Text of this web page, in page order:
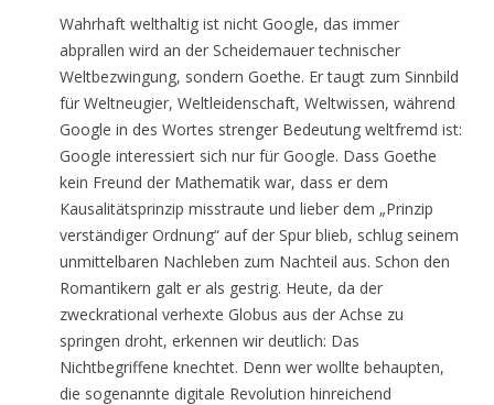
Wahrhaft welthaltig ist nicht Google, das immer
abprallen wird an der Scheidemauer technischer
Weltbezwingung, sondern Goethe. Er taugt zum Sinnbild
für Weltneugier, Weltleidenschaft, Weltwissen, während
Google in des Wortes strenger Bedeutung weltfremd ist:
Google interessiert sich nur für Google. Dass Goethe
kein Freund der Mathematik war, dass er dem
Kausalitätsprinzip misstraute und lieber dem „Prinzip
verständiger Ordnung“ auf der Spur blieb, schlug seinem
unmittelbaren Nachleben zum Nachteil aus. Schon den
Romantikern galt er als gestrig. Heute, da der
zweckrational verhexte Globus aus der Achse zu
springen droht, erkennen wir deutlich: Das
Nichtbegriffene knechtet. Denn wer wollte behaupten,
die sogenannte digitale Revolution hinreichend